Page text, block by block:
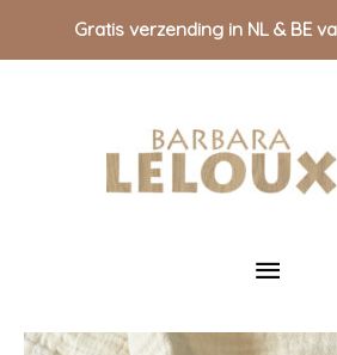
Gratis verzending in NL & BE